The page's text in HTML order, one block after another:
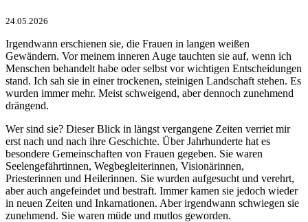
24.05.2026
Irgendwann erschienen sie, die Frauen in langen weißen
Gewändern. Vor meinem inneren Auge tauchten sie auf, wenn ich
Menschen behandelt habe oder selbst vor wichtigen Entscheidungen
stand. Ich sah sie in einer trockenen, steinigen Landschaft stehen. Es
wurden immer mehr. Meist schweigend, aber dennoch zunehmend
drängend.
Wer sind sie? Dieser Blick in längst vergangene Zeiten verriet mir
erst nach und nach ihre Geschichte. Über Jahrhunderte hat es
besondere Gemeinschaften von Frauen gegeben. Sie waren
Seelengefährtinnen, Wegbegleiterinnen, Visionärinnen,
Priesterinnen und Heilerinnen. Sie wurden aufgesucht und verehrt,
aber auch angefeindet und bestraft. Immer kamen sie jedoch wieder
in neuen Zeiten und Inkarnationen. Aber irgendwann schwiegen sie
zunehmend. Sie waren müde und mutlos geworden.